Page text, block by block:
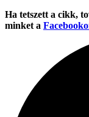
Ha tetszett a cikk,
minket a